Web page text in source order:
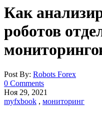
Как
роботов
Post By: Robots Forex
0 Comments
Ноя 29, 2021
myfxbook , мониторинг